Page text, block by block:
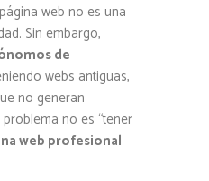
web no es una
Sin embargo,
de
webs antiguas,
no generan
no es “tener
web profesional